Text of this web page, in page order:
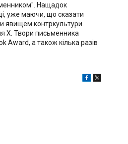
Нащадок
уже маючи, що сказати
явищем контркультури.
Х. Твори письменника
Award, а також кілька разів